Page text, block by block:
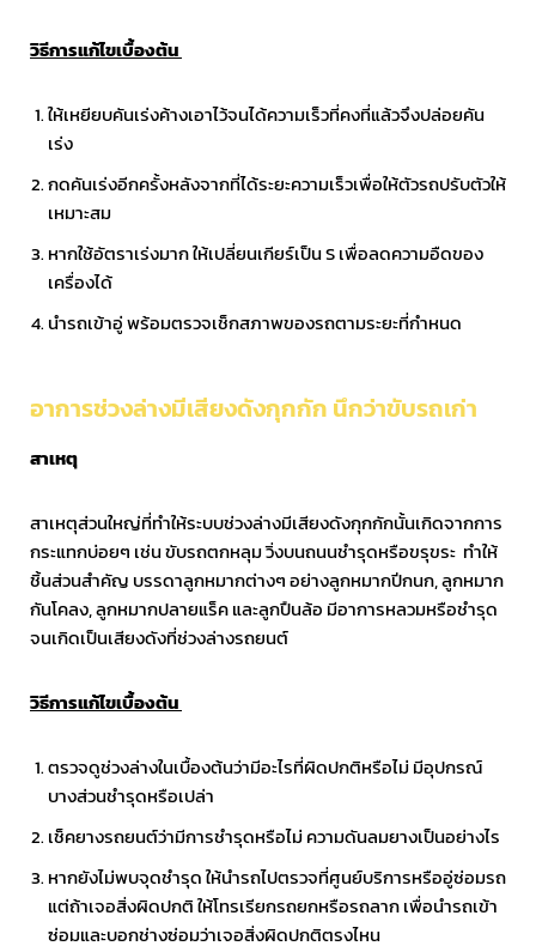
วิธีการแก้ไขเบื้องต้น
ให้เหยียบคันเร่งค้างเอาไว้จนได้ความเร็วที่คงที่แล้วจึงปล่อยคัน
เร่ง
กดคันเร่งอีกครั้งหลังจากที่ได้ระยะความเร็วเพื่อให้ตัวรถปรับตัวให้
เหมาะสม
หากใช้อัตราเร่งมาก ให้เปลี่ยนเกียร์เป็น S เพื่อลดความอืดของ
เครื่องได้
นำรถเข้าอู่ พร้อมตรวจเช็กสภาพของรถตามระยะที่กำหนด
อาการช่วงล่างมีเสียงดังกุกกัก นึกว่าขับรถเก่า
สาเหตุ
สาเหตุส่วนใหญ่ที่ทำให้ระบบช่วงล่างมีเสียงดังกุกกักนั้นเกิดจากการ
กระแทกบ่อยๆ เช่น ขับรถตกหลุม วิ่งบนถนนชำรุดหรือขรุขระ ทำให้
ชิ้นส่วนสำคัญ บรรดาลูกหมากต่างๆ อย่างลูกหมากปีกนก, ลูกหมาก
กันโคลง, ลูกหมากปลายแร็ค และลูกปืนล้อ มีอาการหลวมหรือชำรุด
จนเกิดเป็นเสียงดังที่ช่วงล่างรถยนต์
วิธีการแก้ไขเบื้องต้น
ตรวจดูช่วงล่างในเบื้องต้นว่ามีอะไรที่ผิดปกติหรือไม่ มีอุปกรณ์
บางส่วนชำรุดหรือเปล่า
เช็คยางรถยนต์ว่ามีการชำรุดหรือไม่ ความดันลมยางเป็นอย่างไร
หากยังไม่พบจุดชำรุด ให้นำรถไปตรวจที่ศูนย์บริการหรืออู่ซ่อมรถ
แต่ถ้าเจอสิ่งผิดปกติ ให้โทรเรียกรถยกหรือรถลาก เพื่อนำรถเข้า
ซ่อมและบอกช่างซ่อมว่าเจอสิ่งผิดปกติตรงไหน